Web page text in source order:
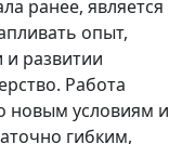
ранее, является
опыт,
развитии
Работа
новым условиям и
гибким,